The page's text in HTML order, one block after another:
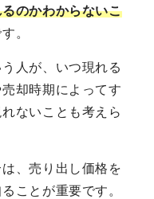
のかわからないこ
。
人が、いつ現れる
却時期によってす
ないことも考えら
、売り出し価格を
ることが重要です。